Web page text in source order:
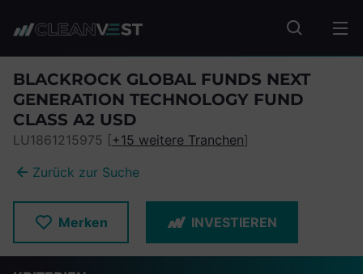
Fonds
BLACKROCK GLOBAL FUNDS NEXT
GENERATION TECHNOLOGY FUND
CLASS A2 USD
LU1861215975 [+15 weitere Tranchen]
Zurück zur Suche
Merken INVESTIEREN